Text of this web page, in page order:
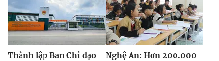
Thành lập Ban Chỉ đạo
Nghệ An: Hơn 200.000